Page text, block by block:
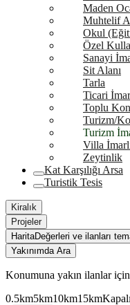
Maden
Muhtelif
Okul
Özel
Sanayi
Sit Alanı
Tarla
Ticari
Toplu
Turizm/
Turizm
Villa
Zeytinlik
Kat Karşılığı Arsa
Turistik Tesis
Kiralık
Projeler
HaritaDeğerleri ve ilanları
Yakınımda Ara
Konumuna yakın ilanlar
0.5km5km10km15kmKapalı